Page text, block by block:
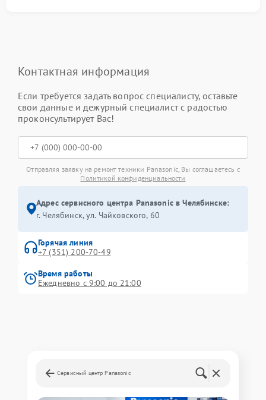
Контактная информация
Если требуется задать вопрос специалисту, оставьте
свои данные и дежурный специалист с радостью
проконсультирует Вас!
Отправляя заявку на ремонт техники Panasonic, Вы соглашаетесь с
Политикой конфиденциальности
Адрес сервисного центра Panasonic в Челябинске:
г. Челябинск, ул. Чайковского, 60
Горячая линия
+7 (351) 200-70-49
Время работы
Ежедневно с 9:00 до 21:00
Сервисный центр Panasonic